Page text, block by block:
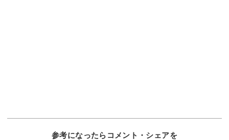
参考になったらコメント・シェアを